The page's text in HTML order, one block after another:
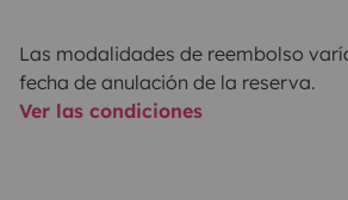
Las modalidades de reembolso
fecha de anulación de la reserva.
Ver las condiciones